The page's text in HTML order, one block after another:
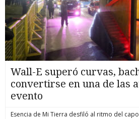
Wall-E superó curvas,
convertirse en una de las
evento
Esencia de Mi Tierra desfiló al ritmo del